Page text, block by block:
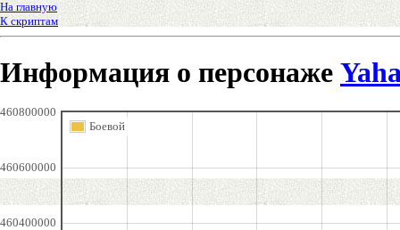
На главную
К скриптам
Информация о персонаже
460400000
460600000
460800000
Боевой